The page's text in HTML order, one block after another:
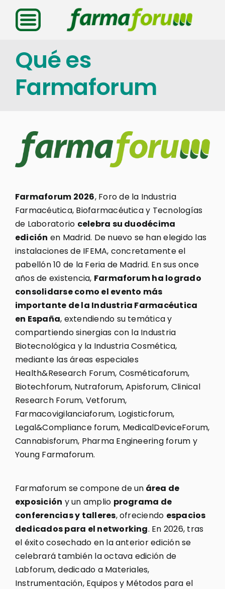
Saltar
contenido
Qué es
Farmaforum
Farmaforum 2026, Foro de la Industria
Farmacéutica, Biofarmacéutica y Tecnologías
de Laboratorio celebra su duodécima
edición en Madrid. De nuevo se han elegido las
instalaciones de IFEMA, concretamente el
pabellón 10 de la Feria de Madrid. En sus once
años de existencia, Farmaforum ha logrado
consolidarse como el evento más
importante de la Industria Farmacéutica
en España, extendiendo su temática y
compartiendo sinergias con la Industria
Biotecnológica y la Industria Cosmética,
mediante las áreas especiales
Health&Research Forum, Cosméticaforum,
Biotechforum, Nutraforum, Apisforum, Clinical
Research Forum, Vetforum,
Farmacovigilanciaforum, Logisticforum,
Legal&Compliance forum, MedicalDeviceForum,
Cannabisforum, Pharma Engineering forum y
Young Farmaforum.
Farmaforum se compone de un área de
exposición y un amplio programa de
conferencias y talleres, ofreciendo espacios
dedicados para el networking. En 2026, tras
el éxito cosechado en la anterior edición se
celebrará también la octava edición de
Labforum, dedicado a Materiales,
Instrumentación, Equipos y Métodos para el